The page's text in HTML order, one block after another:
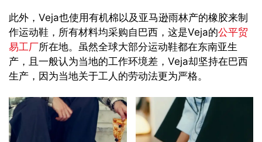
此外，Veja也使用有机棉以及亚马逊雨林产的橡胶来制
作运动鞋，所有材料均采购自巴西，这是Veja的公平贸
易工厂所在地。虽然全球大部分运动鞋都在东南亚生
产，且一般认为当地的工作环境差，Veja却坚持在巴西
生产，因为当地关于工人的劳动法更为严格。